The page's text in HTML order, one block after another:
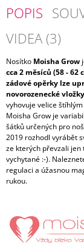
POPIS
VIDEA (3)
Nosítko Moisha Grow
cca 2 měsíců (58 - 62
zádové opěrky lze
novorozenecké
vyhovuje velice
Moisha Grow je
šátků určených pro
2019 rozhodl vyrábět
ze kterých převzali jen
vychytané :-).
regulaci a úžasnou
rukou.